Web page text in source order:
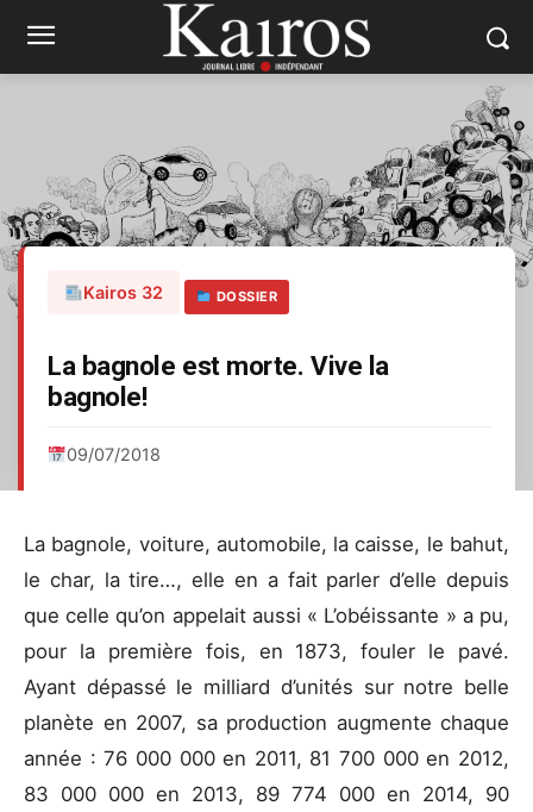
Kairos 32 DOSSIER
La bagnole est morte. Vive la
bagnole!
09/07/2018
La bagnole, voiture, automobile, la caisse, le bahut,
le char, la tire…, elle en a fait parler d’elle depuis
que celle qu’on appelait aussi « L’obéissante » a pu,
pour la première fois, en 1873, fouler le pavé.
Ayant dépassé le milliard d’unités sur notre belle
planète en 2007, sa production augmente chaque
année : 76 000 000 en 2011, 81 700 000 en 2012,
83 000 000 en 2013, 89 774 000 en 2014, 90